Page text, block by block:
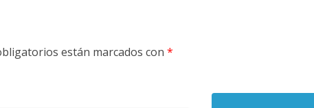
están marcados con *